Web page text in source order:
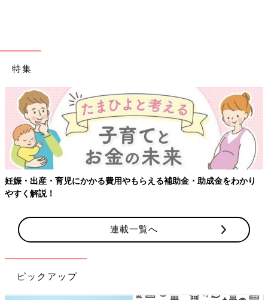
特集
妊娠・出産・育児にかかる費用やもらえる補助金・助成金をわかり
やすく解説！
連載一覧へ
ピックアップ